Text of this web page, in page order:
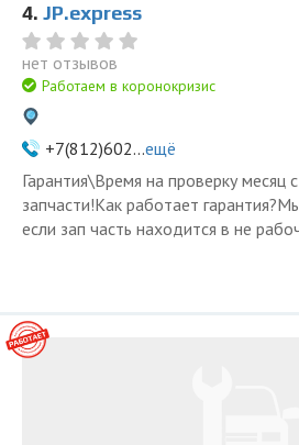
4. JP.express
нет отзывов
Работаем в коронокризис
+7(812)602...ещё
Гарантия\Время на проверку месяц
запчасти!Как работает
если зап часть находится в не